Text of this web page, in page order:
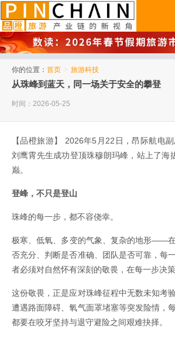
你的位置： 首页 > 旅游科技
从珠峰到蓝天，同一场关于安全的攀登
时间：2026-05-25
【品橙旅游】 2026年5月22日，昂际航电
刘鹰霄先生成功登顶珠穆朗玛峰，站上了海
巅。
登峰，不只是登山
珠峰的每一步，都不容侥幸。
极寒、低氧、多变的气象、复杂的地形——
否充分、判断是否准确、团队是否可靠，每
者必须对自然怀有深刻的敬畏，在每一步决
这份敬畏，正是应对珠峰征程中无数未知考
遭遇路面障碍、氧气面罩堵塞等突发险情，
都要在咬牙坚持与退守避险之间艰难抉择。